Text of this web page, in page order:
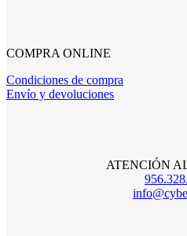
COMPRA ONLINE
Condiciones de compra
Envío y devoluciones
ATENCIÓN